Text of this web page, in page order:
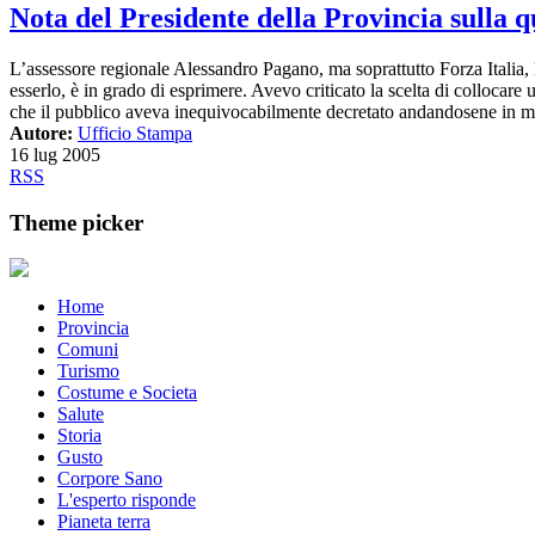
Nota del Presidente della Provincia sulla
L’assessore regionale Alessandro Pagano, ma soprattutto Forza
esserlo, è in grado di esprimere. Avevo criticato la scelta di collocare
che il pubblico aveva inequivocabilmente decretato andandosene in
Autore: Ufficio Stampa
16 lug 2005
RSS
Theme picker
Home
Provincia
Comuni
Turismo
Costume e Societa
Salute
Storia
Gusto
Corpore Sano
L'esperto risponde
Pianeta terra